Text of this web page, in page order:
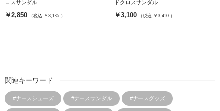
ロスサンダル
￥2,850 （税込 ￥3,135 ）
ドクロスサンダル
￥3,100 （税込 ￥3,410 ）
関連キーワード
#ナースシューズ #ナースサンダル #ナースグッズ